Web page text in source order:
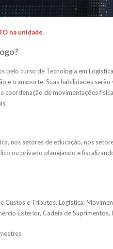
na unidade.
pelo curso de Tecnologia em
e transporte. Suas habilidades
coordenação de movimentações
nos setores de educação, nos
ou privado planejando e
Custos e Tributos, Logística,
Exterior, Cadeia de Suprimentos,